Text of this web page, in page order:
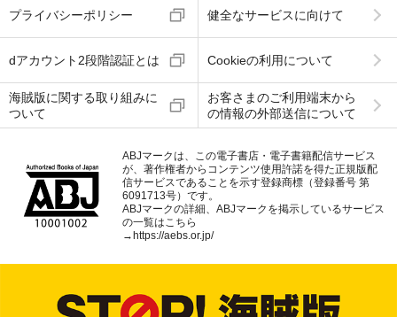
プライバシーポリシー 健全なサービスに向けて
dアカウント2段階認証とは Cookieの利用について
海賊版に関する取り組みに
ついて
お客さまのご利用端末から
の情報の外部送信について
ABJマークは、この電子書店・電子書籍配信サービス
が、著作権者からコンテンツ使用許諾を得た正規版配
信サービスであることを示す登録商標（登録番号 第
6091713号）です。
ABJマークの詳細、ABJマークを掲示しているサービス
の一覧はこちら
→ https://aebs.or.jp/